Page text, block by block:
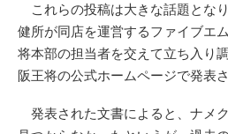
これらの投稿は大きな話題とな
健所が同店を運営するファイブエ
将本部の担当者を交えて立ち入り
阪王将の公式ホームページで発表さ
発表された文書によると、ナメ